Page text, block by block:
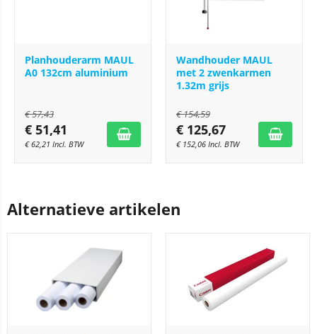
Planhouderarm MAUL
A0 132cm aluminium
€57,43
€ 51,41
€62,21 Incl. BTW
Wandhouder MAUL
met 2 zwenkarmen
1.32m grijs
€154,59
€ 125,67
€ 152,06 Incl. BTW
Alternatieve artikelen